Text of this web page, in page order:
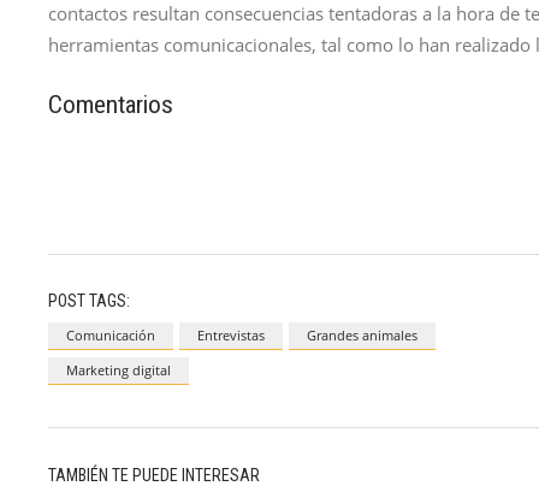
contactos resultan consecuencias tentadoras a la hora de
herramientas comunicacionales, tal como lo han
Comentarios
POST TAGS:
Comunicación Entrevistas
Grandes animales
Marketing digital
TAMBIÉN TE PUEDE INTERESAR